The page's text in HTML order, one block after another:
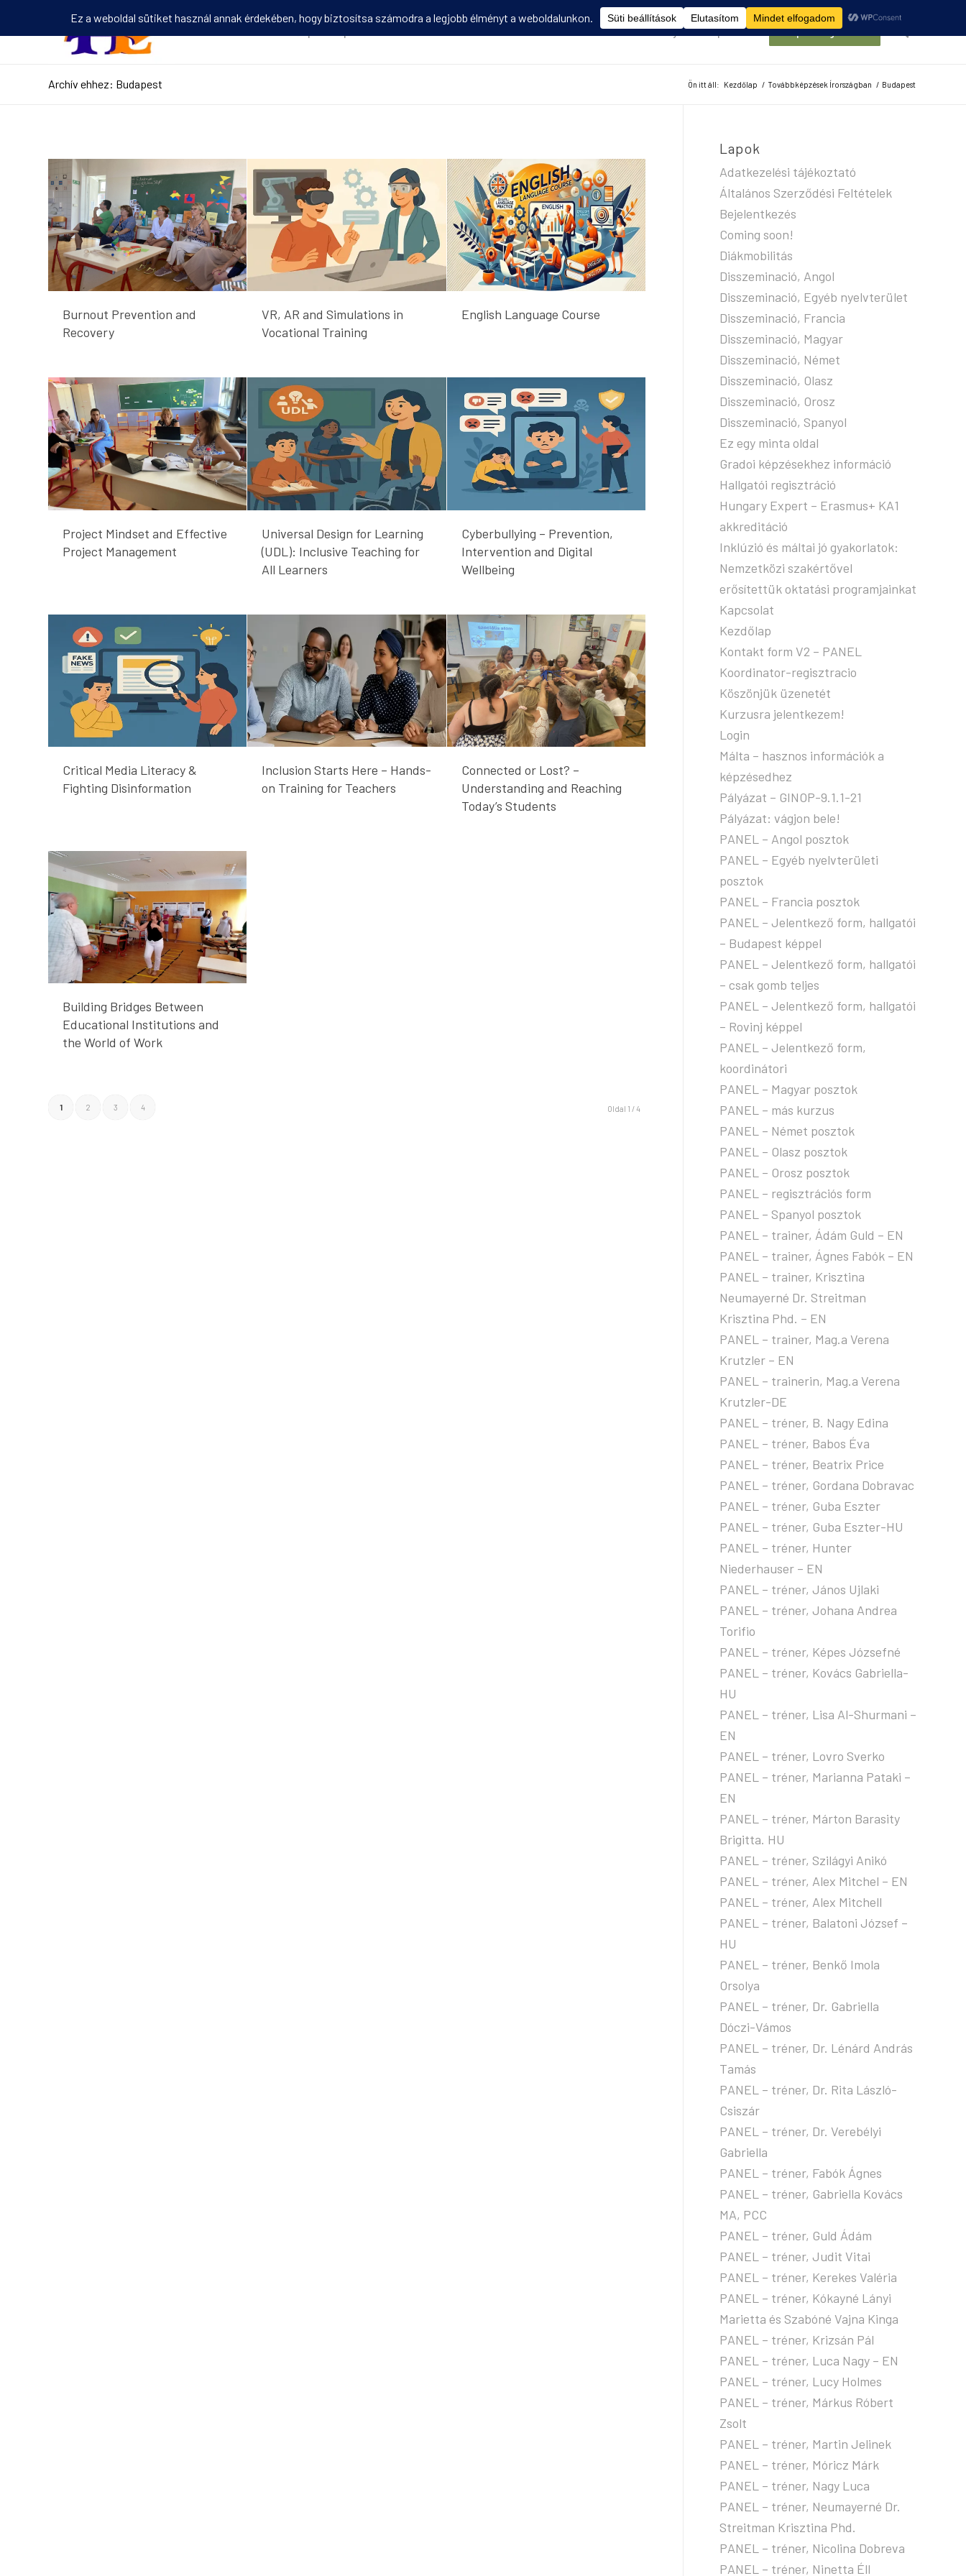
Disszemináció Vélemények Kapcsolat Belépés/Regisztráció
Archív ehhez: Budapest Ön itt áll: Kezdőlap / Továbbképzések Írországban / Budapest
Burnout Prevention and
Recovery
VR, AR and Simulations in
Vocational Training
English Language Course
Project Mindset and Effective
Project Management
Universal Design for Learning
(UDL): Inclusive Teaching for
All Learners
Cyberbullying – Prevention,
Intervention and Digital
Wellbeing
Critical Media Literacy &
Fighting Disinformation
Inclusion Starts Here – Hands-
on Training for Teachers
Connected or Lost? –
Understanding and Reaching
Today’s Students
Building Bridges Between
Educational Institutions and
the World of Work
Oldal 1 / 4
1 2 3 4
Lapok
Adatkezelési tájékoztató
Általános Szerződési Feltételek
Bejelentkezés
Coming soon!
Diákmobilitás
Disszeminació, Angol
Disszeminació, Egyéb nyelvterület
Disszeminació, Francia
Disszeminació, Magyar
Disszeminació, Német
Disszeminació, Olasz
Disszeminació, Orosz
Disszeminació, Spanyol
Ez egy minta oldal
Gradoi képzésekhez információ
Hallgatói regisztráció
Hungary Expert – Erasmus+ KA1
akkreditáció
Inklúzió és máltai jó gyakorlatok:
Nemzetközi szakértővel
erősítettük oktatási programjainkat
Kapcsolat
Kezdőlap
Kontakt form V2 – PANEL
Koordinator-regisztracio
Köszönjük üzenetét
Kurzusra jelentkezem!
Login
Málta – hasznos információk a
képzésedhez
Pályázat – GINOP-9.1.1-21
Pályázat: vágjon bele!
PANEL – Angol posztok
PANEL – Egyéb nyelvterületi
posztok
PANEL – Francia posztok
PANEL – Jelentkező form, hallgatói
– Budapest képpel
PANEL – Jelentkező form, hallgatói
– csak gomb teljes
PANEL – Jelentkező form, hallgatói
– Rovinj képpel
PANEL – Jelentkező form,
koordinátori
PANEL – Magyar posztok
PANEL – más kurzus
PANEL – Német posztok
PANEL – Olasz posztok
PANEL – Orosz posztok
PANEL – regisztrációs form
PANEL – Spanyol posztok
PANEL – trainer, Ádám Guld – EN
PANEL – trainer, Ágnes Fabók – EN
PANEL – trainer, Krisztina
Neumayerné Dr. Streitman
Krisztina Phd. – EN
PANEL – trainer, Mag.a Verena
Krutzler – EN
PANEL – trainerin, Mag.a Verena
Krutzler-DE
PANEL – tréner, B. Nagy Edina
PANEL – tréner, Babos Éva
PANEL – tréner, Beatrix Price
PANEL – tréner, Gordana Dobravac
PANEL – tréner, Guba Eszter
PANEL – tréner, Guba Eszter-HU
PANEL – tréner, Hunter
Niederhauser – EN
PANEL – tréner, János Ujlaki
PANEL – tréner, Johana Andrea
Torifio
PANEL – tréner, Képes Józsefné
PANEL – tréner, Kovács Gabriella-
HU
PANEL – tréner, Lisa Al-Shurmani –
EN
PANEL – tréner, Lovro Sverko
PANEL – tréner, Marianna Pataki –
EN
PANEL – tréner, Márton Barasity
Brigitta. HU
PANEL – tréner, Szilágyi Anikó
PANEL – tréner, Alex Mitchel – EN
PANEL – tréner, Alex Mitchell
PANEL – tréner, Balatoni József –
HU
PANEL – tréner, Benkő Imola
Orsolya
PANEL – tréner, Dr. Gabriella
Dóczi-Vámos
PANEL – tréner, Dr. Lénárd András
Tamás
PANEL – tréner, Dr. Rita László-
Csiszár
PANEL – tréner, Dr. Verebélyi
Gabriella
PANEL – tréner, Fabók Ágnes
PANEL – tréner, Gabriella Kovács
MA, PCC
PANEL – tréner, Guld Ádám
PANEL – tréner, Judit Vitai
PANEL – tréner, Kerekes Valéria
PANEL – tréner, Kókayné Lányi
Marietta és Szabóné Vajna Kinga
PANEL – tréner, Krizsán Pál
PANEL – tréner, Luca Nagy – EN
PANEL – tréner, Lucy Holmes
PANEL – tréner, Márkus Róbert
Zsolt
PANEL – tréner, Martin Jelinek
PANEL – tréner, Móricz Márk
PANEL – tréner, Nagy Luca
PANEL – tréner, Neumayerné Dr.
Streitman Krisztina Phd.
PANEL – tréner, Nicolina Dobreva
PANEL – tréner, Ninetta Éll